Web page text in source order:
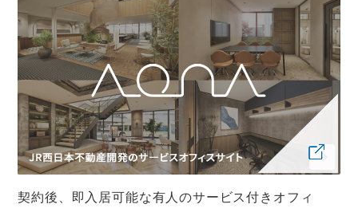
契約後、即入居可能な有人のサービス付きオフィ